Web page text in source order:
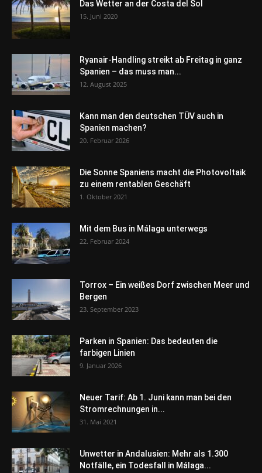
Das Wetter an der Costa del Sol
15. Juni 2020
Ryanair-Handling streikt ab Freitag in ganz
Spanien – das muss man...
12. August 2025
Kann man den deutschen TÜV auch in
Spanien machen?
20. Februar 2026
Die Sonne Spaniens macht die Photovoltaik
zu einem rentablen Geschäft
1. Oktober 2021
Mit dem Bus in Málaga unterwegs
22. Februar 2024
Torrox – Ein weißes Dorf zwischen Meer und
Bergen
23. September 2023
Parken in Spanien: Das bedeuten die
farbigen Linien
9. Januar 2026
Neuer Tarif: Ab 1. Juni kann man bei den
Stromrechnungen in...
31. Mai 2021
Unwetter in Andalusien: Mehr als 1.300
Notfälle, ein Todesfall in Málaga...